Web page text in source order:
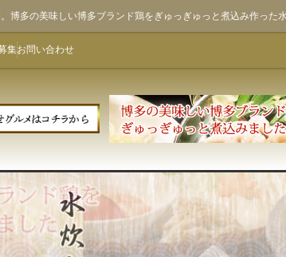
博多の美味しい博多ブランド鶏をぎゅっぎゅっと煮込み作った
集お問い合わせ